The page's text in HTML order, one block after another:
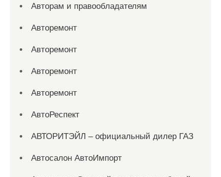
Авторам и правообладателям
Авторемонт
Авторемонт
Авторемонт
Авторемонт
АвтоРеспект
АВТОРИТЭЙЛ – официальный дилер ГАЗ
Автосалон АвтоИмпорт